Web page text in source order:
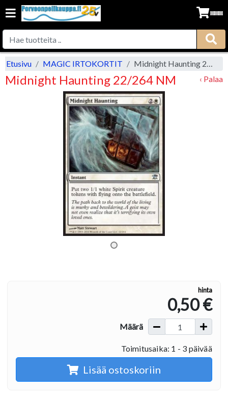
Etusivu MAGIC IRTOKORTIT Midnight Haunting 22/264 NM
Midnight Haunting 22/264 NM ‹ Palaa
hinta
0,50 €
Määrä
Toimitusaika: 1 - 3 päivää
Lisää ostoskoriin